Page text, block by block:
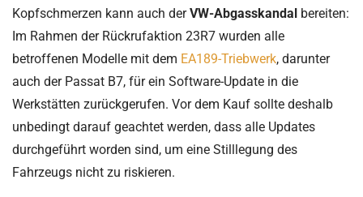
Kopfschmerzen kann auch derVW-Abgasskandal bereiten:
Im Rahmen der Rückrufaktion 23R7 wurden alle
betroffenen Modelle mit dem EA189-Triebwerk, darunter
auch der Passat B7, für ein Software-Update in die
Werkstätten zurückgerufen. Vor dem Kauf sollte deshalb
unbedingt darauf geachtet werden, dass alle Updates
durchgeführt worden sind, um eine Stilllegung des
Fahrzeugs nicht zu riskieren.